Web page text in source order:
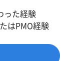
った経験
はPMO経験